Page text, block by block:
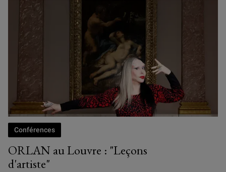
ORLAN au Louvre : "Leçons
d'artiste"
Conférences